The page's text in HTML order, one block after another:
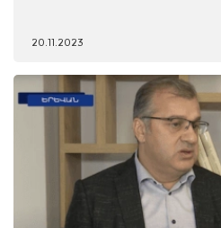
20.11.2023